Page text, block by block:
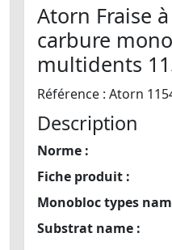
Atorn Fraise
carbure
multidents
Référence : Atorn
Description
Norme :
Fiche produit :
Monobloc types
Substrat name :